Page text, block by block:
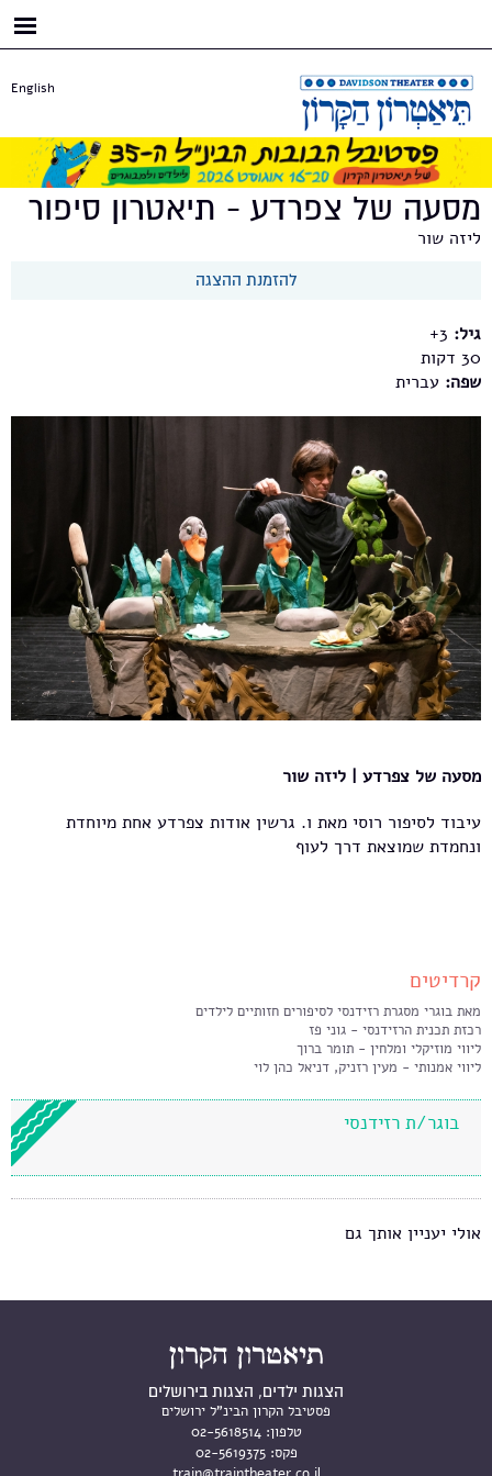
English
מסעה של צפרדע - תיאטרון סיפור
ליזה שור
להזמנת ההצגה
גיל: 3+
30
שפה: עברית
מסעה של צפרדע | ליזה שור
עיבוד לסיפור רוסי מאת ו. גרשין אודות צפרדע אחת מיוחדת
ונחמדת שמוצאת דרך לעוף
קרדיטים
מאת בוגרי מסגרת רזידנסי לסיפורים חזותיים לילדים
רכזת תכנית הרזידנסי - גוני פז
ליווי מוזיקלי ומלחין - תומר ברוך
ליווי אמנותי - מעין רזניק, דניאל כהן לוי
בוגר/ת רזידנסי
אולי יעניין אותך גם
הצגות ילדים, הצגות בירושלים
פסטיבל הקרון הבינ"ל ירושלים
טלפון: 02-5618514
פקס: 02-5619375